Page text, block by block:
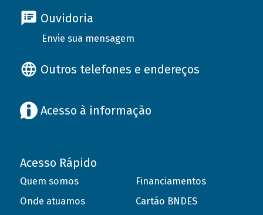
Ouvidoria
Envie sua mensagem
Outros telefones e endereços
Acesso à informação
Acesso Rápido
Quem somos
Onde atuamos
Financiamentos
Cartão BNDES